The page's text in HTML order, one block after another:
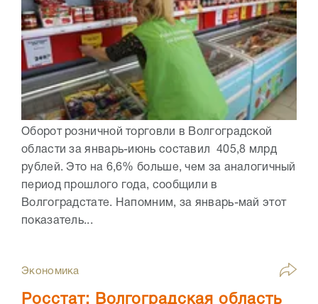
Оборот розничной торговли в Волгоградской
области за январь-июнь составил 405,8 млрд
рублей. Это на 6,6% больше, чем за аналогичный
период прошлого года, сообщили в
Волгоградстате. Напомним, за январь-май этот
показатель...
Экономика
Росстат: Волгоградская область